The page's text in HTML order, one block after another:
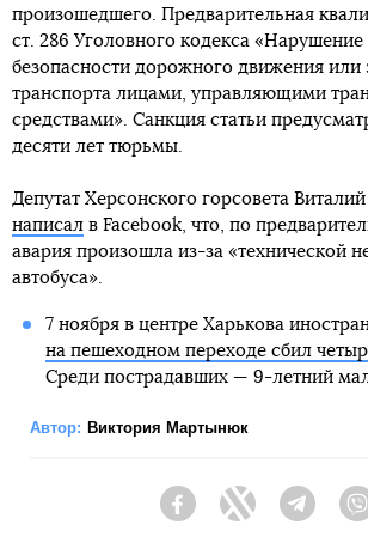
произошедшего. Предварительная
ст. 286 Уголовного кодекса «Нарушение
безопасности дорожного движения или
транспорта лицами, управляющими
средствами». Санкция статьи
десяти лет тюрьмы.
Депутат Херсонского горсовета
написал в Facebook, что, по
авария произошла из-за «технической
автобуса».
7 ноября в центре Харькова
на пешеходном переходе сбил
Среди пострадавших — 9-летний
Автор: Виктория Мартынюк
FacebookTwitter